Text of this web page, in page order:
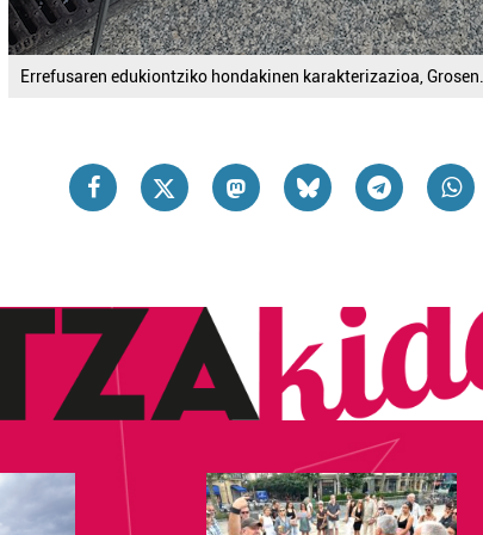
Errefusaren edukiontziko hondakinen karakterizazioa, Grosen.